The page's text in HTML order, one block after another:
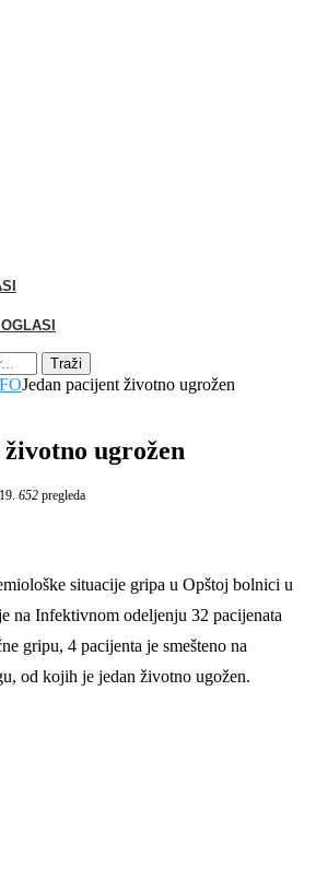
Traži
Jedan pacijent životno ugrožen
ugrožen
652 pregleda
situacije gripa u Opštoj bolnici u
na Infektivnom odeljenju 32 pacijenata
gripu, 4 pacijenta je smešteno na
od kojih je jedan životno ugožen.